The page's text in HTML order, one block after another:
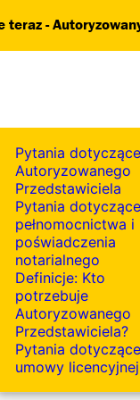
teraz -
Pytania dotyczące
Autoryzowanego
Przedstawiciela
Pytania dotyczące
pełnomocnictwa i
poświadczenia
notarialnego
Definicje: Kto
potrzebuje
Autoryzowanego
Przedstawiciela?
Pytania dotyczące
umowy licencyjnej